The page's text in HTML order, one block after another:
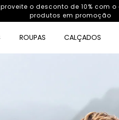
o desconto de 10% com o
produtos em promoção
ROUPAS CALÇADOS